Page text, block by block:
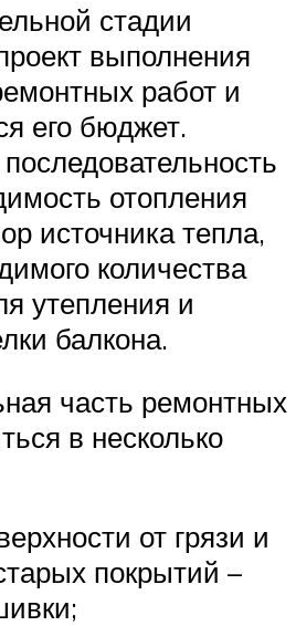
стадии
выполнения
работ и
его бюджет.
отопления
источника тепла,
количества
утепления и
балкона.
часть ремонтных
в несколько
от грязи и
покрытий –